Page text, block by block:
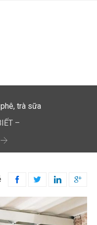
trà sữa
–

   